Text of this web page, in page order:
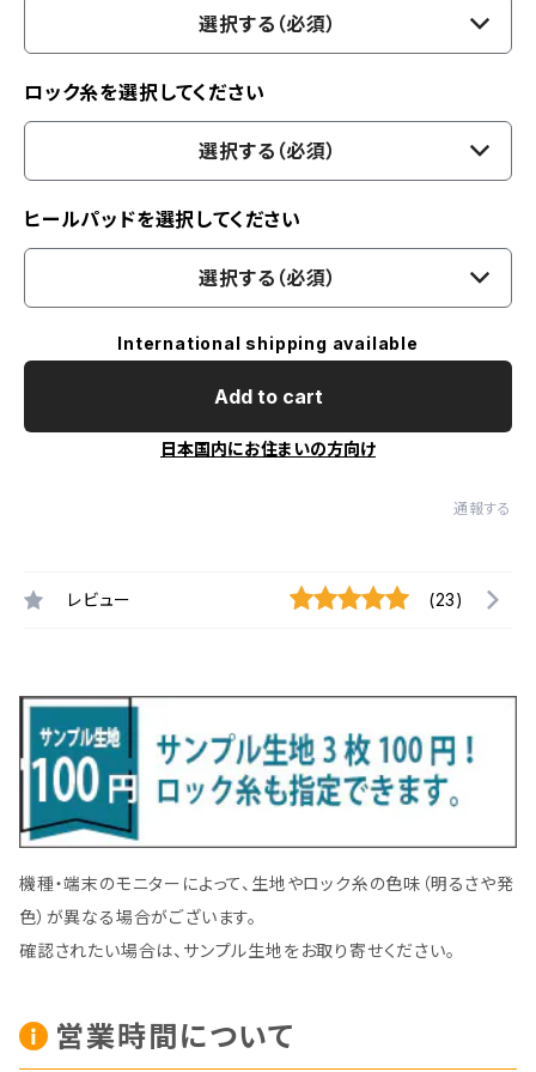
選択する（必須）
ロック糸を選択してください
選択する（必須）
ヒールパッドを選択してください
選択する（必須）
International shipping available
Add to cart
日本国内にお住まいの方向け
通報する
レビュー (23)
機種・端末のモニターによって、生地やロック糸の色味（明るさや発
色）が異なる場合がございます。
確認されたい場合は、サンプル生地をお取り寄せください。
営業時間について